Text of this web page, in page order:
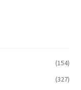
(154)
(327)